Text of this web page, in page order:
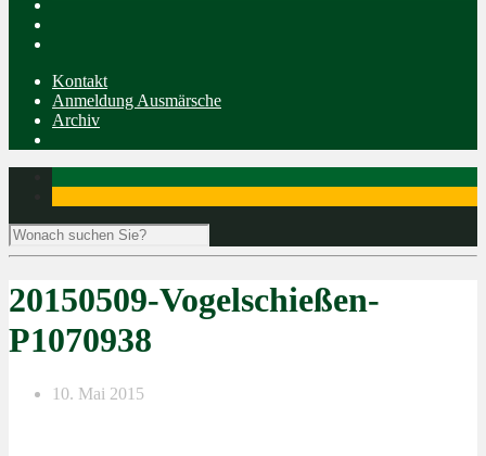
Kontakt
Anmeldung Ausmärsche
Archiv
20150509-Vogelschießen-
P1070938
10. Mai 2015